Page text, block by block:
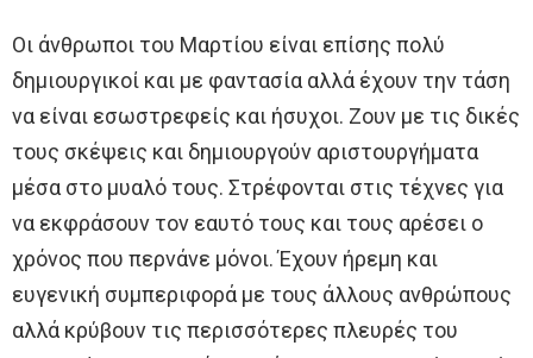
Οι άνθρωποι του Μαρτίου είναι επίσης πολύ
δημιουργικοί και με φαντασία αλλά έχουν την τάση
να είναι εσωστρεφείς και ήσυχοι. Ζουν με τις δικές
τους σκέψεις και δημιουργούν αριστουργήματα
μέσα στο μυαλό τους. Στρέφονται στις τέχνες για
να εκφράσουν τον εαυτό τους και τους αρέσει ο
χρόνος που περνάνε μόνοι. Έχουν ήρεμη και
ευγενική συμπεριφορά με τους άλλους ανθρώπους
αλλά κρύβουν τις περισσότερες πλευρές του